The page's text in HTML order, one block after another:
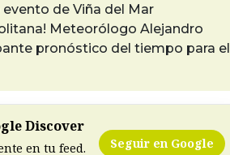
de Viña del Mar
Meteorólogo Alejandro
pronóstico del tiempo para el
Discover
en tu feed. Seguir en Google